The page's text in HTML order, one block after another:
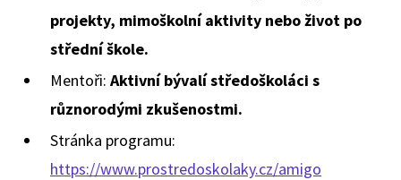
projekty, mimoškolní aktivity nebo život po
střední škole.
Mentoři: Aktivní bývalí středoškoláci s
různorodými zkušenostmi.
Stránka programu:
https://www.prostredoskolaky.cz/amigo